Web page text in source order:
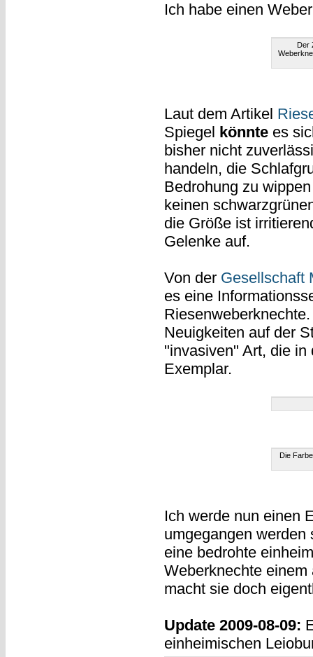
Ich habe einen
Der
Laut dem Artikel
Spiegel könntees
bisher nicht
handeln, die
Bedrohung zu
keinen
die Größe ist
Gelenke auf.
Von der Gesellschaft
es eine
Neuigkeiten auf der
"invasiven" Art, die in
Exemplar.
Die
Ich werde nun einen
umgegangen
eine bedrohte
Weberknechte
macht sie doch
Update 2009-08-09:
einheimischen